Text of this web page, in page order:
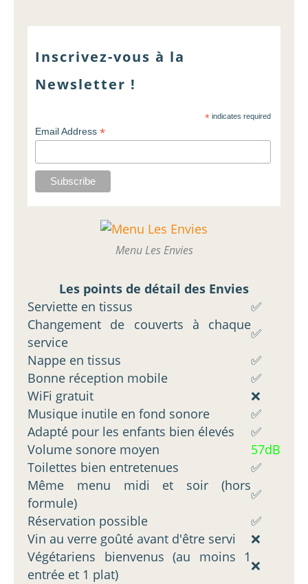
Inscrivez-vous à la
Newsletter !
*indicates required
Email Address*
Menu Les Envies
Les points de détail des Envies
Serviette en tissus
✅
Changement de couverts à chaque
service
✅
Nappe en tissus
✅
Bonne réception mobile
✅
WiFi gratuit
❌
Musique inutile en fond sonore
✅
Adapté pour les enfants bien élevés
✅
Volume sonore moyen
57dB
Toilettes bien entretenues
✅
Même menu midi et soir (hors
formule)
✅
Réservation possible
✅
Vin au verre goûté avant d'être servi
❌
Végétariens bienvenus (au moins 1
entrée et 1 plat)
❌